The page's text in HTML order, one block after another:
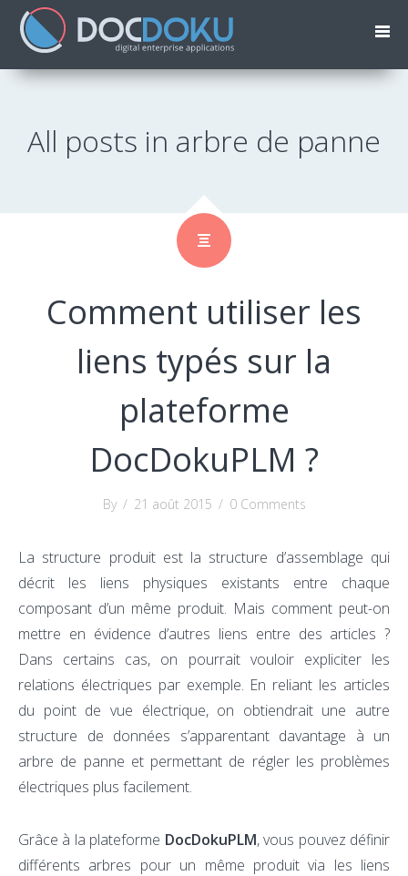
All posts in arbre de panne
Comment utiliser les
liens typés sur la
plateforme
DocDokuPLM ?
By / 21 août 2015 / 0 Comments
La structure produit est la structure d’assemblage qui
décrit les liens physiques existants entre chaque
composant d’un même produit. Mais comment peut-on
mettre en évidence d’autres liens entre des articles ?
Dans certains cas, on pourrait vouloir expliciter les
relations électriques par exemple. En reliant les articles
du point de vue électrique, on obtiendrait une autre
structure de données s’apparentant davantage à un
arbre de panne et permettant de régler les problèmes
électriques plus facilement.
Grâce à la plateforme DocDokuPLM, vous pouvez définir
différents arbres pour un même produit via les liens